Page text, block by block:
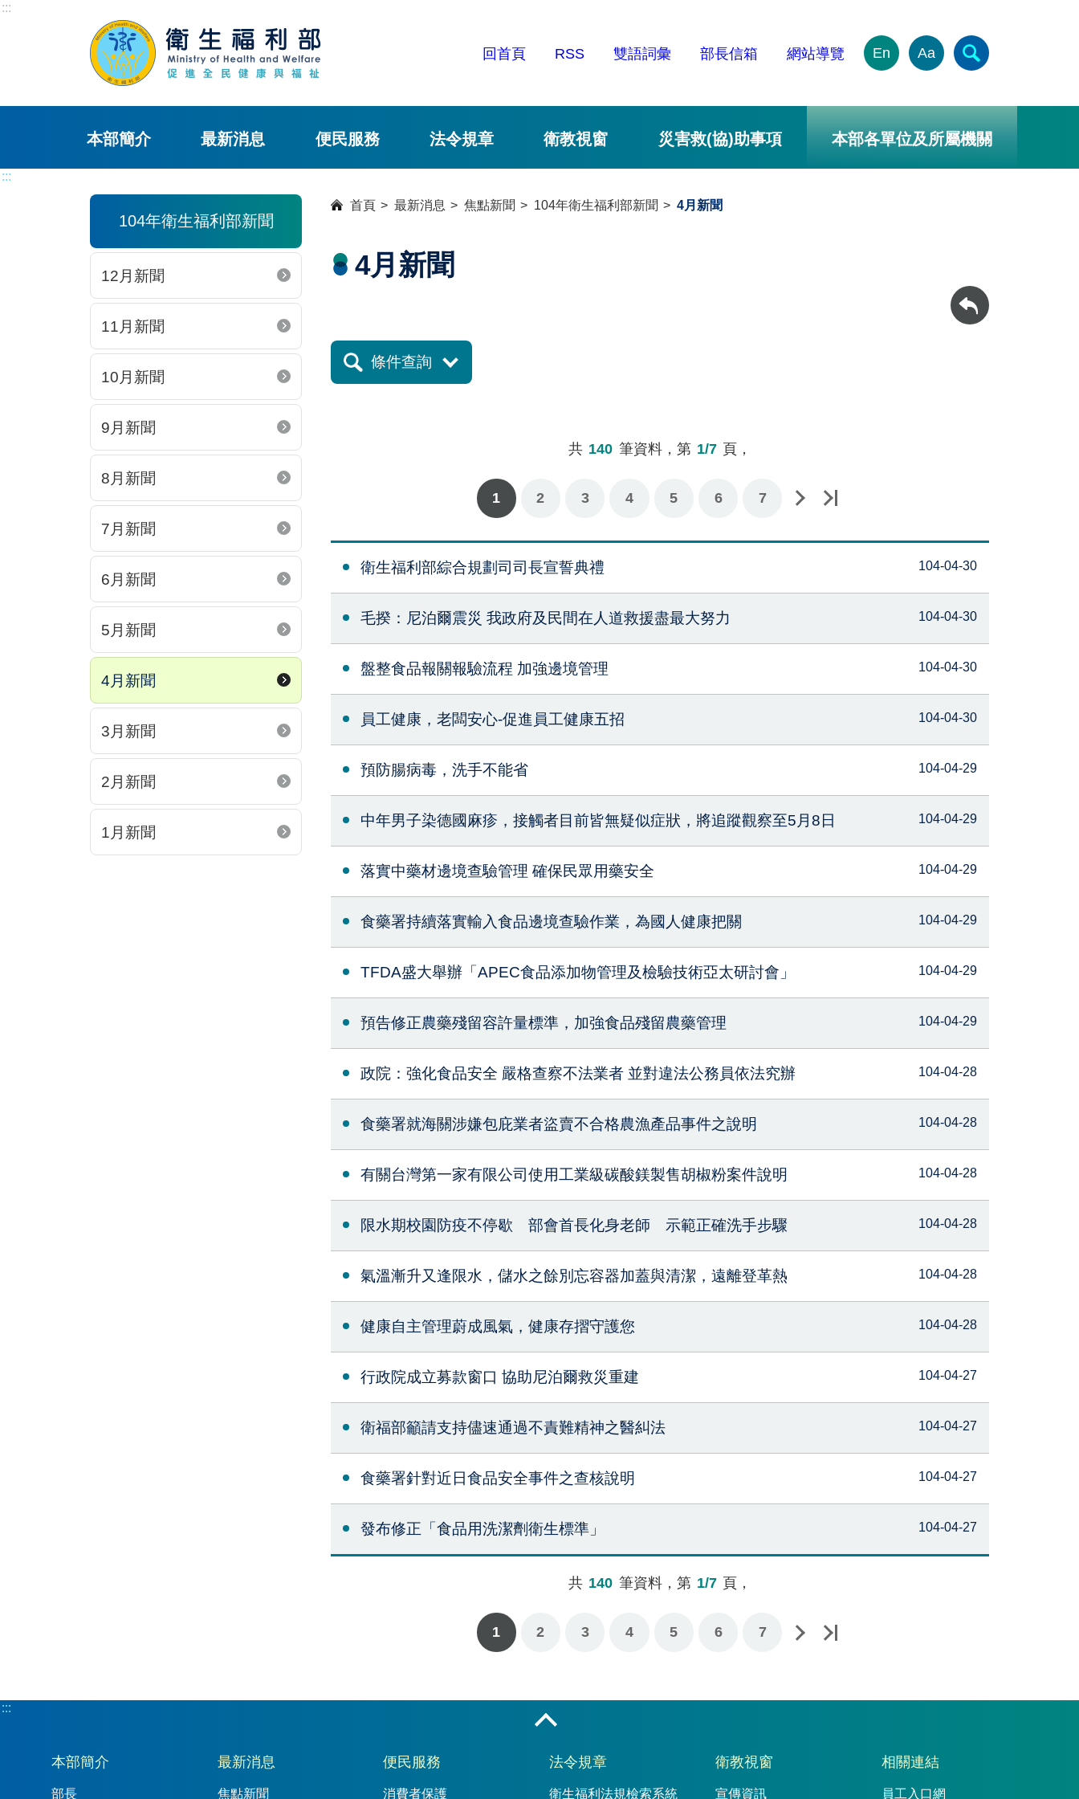
:::
回首頁 RSS 雙語詞彙 部長信箱 網站導覽 En Aa
本部簡介 最新消息 便民服務 法令規章 衛教視窗 災害救(協)助事項 本部各單位及所屬機關
:::
104年衛生福利部新聞
12月新聞
11月新聞
10月新聞
9月新聞
8月新聞
7月新聞
6月新聞
5月新聞
4月新聞
3月新聞
2月新聞
1月新聞
首頁 最新消息 焦點新聞 104年衛生福利部新聞 4月新聞
4月新聞
回上一頁
條件查詢
共 140 筆資料，第 1/7 頁，
1 2 3 4 5 6 7
下一頁最後一頁
衛生福利部綜合規劃司司長宣誓典禮 104-04-30
毛揆：尼泊爾震災 我政府及民間在人道救援盡最大努力 104-04-30
盤整食品報關報驗流程 加強邊境管理 104-04-30
員工健康，老闆安心-促進員工健康五招 104-04-30
預防腸病毒，洗手不能省 104-04-29
中年男子染德國麻疹，接觸者目前皆無疑似症狀，將追蹤觀察至5月8日 104-04-29
落實中藥材邊境查驗管理 確保民眾用藥安全 104-04-29
食藥署持續落實輸入食品邊境查驗作業，為國人健康把關 104-04-29
TFDA盛大舉辦「APEC食品添加物管理及檢驗技術亞太研討會」 104-04-29
預告修正農藥殘留容許量標準，加強食品殘留農藥管理 104-04-29
政院：強化食品安全 嚴格查察不法業者 並對違法公務員依法究辦 104-04-28
食藥署就海關涉嫌包庇業者盜賣不合格農漁產品事件之說明 104-04-28
有關台灣第一家有限公司使用工業級碳酸鎂製售胡椒粉案件說明 104-04-28
限水期校園防疫不停歇 部會首長化身老師 示範正確洗手步驟 104-04-28
氣溫漸升又逢限水，儲水之餘別忘容器加蓋與清潔，遠離登革熱 104-04-28
健康自主管理蔚成風氣，健康存摺守護您 104-04-28
行政院成立募款窗口 協助尼泊爾救災重建 104-04-27
衛福部籲請支持儘速通過不責難精神之醫糾法 104-04-27
食藥署針對近日食品安全事件之查核說明 104-04-27
發布修正「食品用洗潔劑衛生標準」 104-04-27
共 140 筆資料，第 1/7 頁，
1 2 3 4 5 6 7
下一頁最後一頁
:::
:::
本部簡介
部長
最新消息
焦點新聞
便民服務
消費者保護
法令規章
衛生福利法規檢索系統
衛教視窗
宣傳資訊
相關連結
員工入口網